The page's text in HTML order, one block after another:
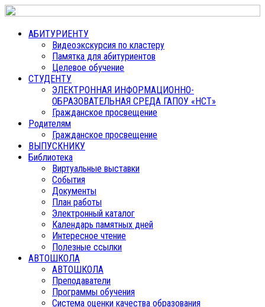
АБИТУРИЕНТУ
Видеоэкскурсия по кластеру
Памятка для абитуриентов
Целевое обучение
СТУДЕНТУ
ЭЛЕКТРОННАЯ ИНФОРМАЦИОННО-
ОБРАЗОВАТЕЛЬНАЯ СРЕДА ГАПОУ «НСТ»
Гражданское просвещение
Родителям
Гражданское просвещение
ВЫПУСКНИКУ
Библиотека
Виртуальные выставки
События
Документы
План работы
Электронный каталог
Календарь памятных дней
Интересное чтение
Полезные ссылки
АВТОШКОЛА
АВТОШКОЛА
Преподаватели
Программы обучения
Система оценки качества образования